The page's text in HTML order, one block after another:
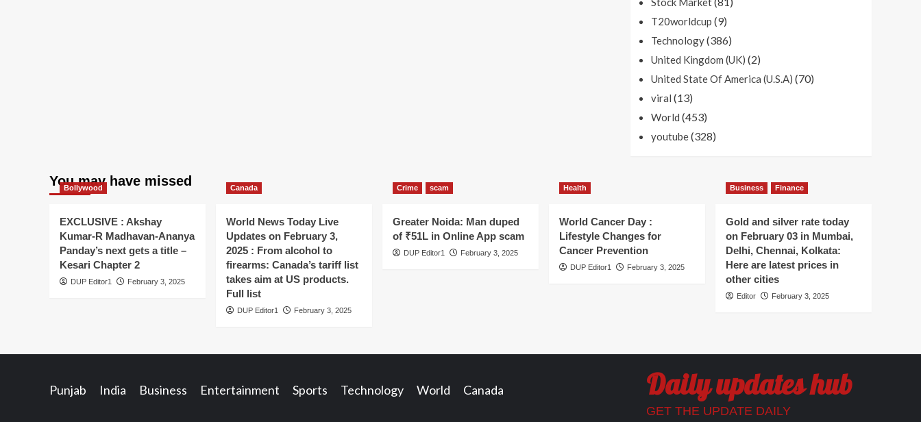
T20worldcup (9)
Technology(386)
United Kingdom (UK) (2)
United State Of America (U.S.A) (70)
viral (13)
World (453)
youtube(328)
You may have missed
Bollywood
EXCLUSIVE : Akshay
Kumar-R Madhavan-Ananya
Panday’s next gets a title –
Kesari Chapter 2
DUP Editor1 February 3, 2025
Canada
World News Today Live
Updates on February 3,
2025 : From alcohol to
firearms: Canada’s tariff list
takes aim at US products.
Full list
DUP Editor1 February 3, 2025
Crime scam
Greater Noida: Man duped
of ₹51L in Online App scam
DUP Editor1 February 3, 2025
Health
World Cancer Day :
Lifestyle Changes for
Cancer Prevention
DUP Editor1 February 3, 2025
Business Finance
Gold and silver rate today
on February 03 in Mumbai,
Delhi, Chennai, Kolkata:
Here are latest prices in
other cities
Editor February 3, 2025
Daily updates hub
GET THE UPDATE DAILY
Punjab India Business Entertainment Sports Technology World Canada